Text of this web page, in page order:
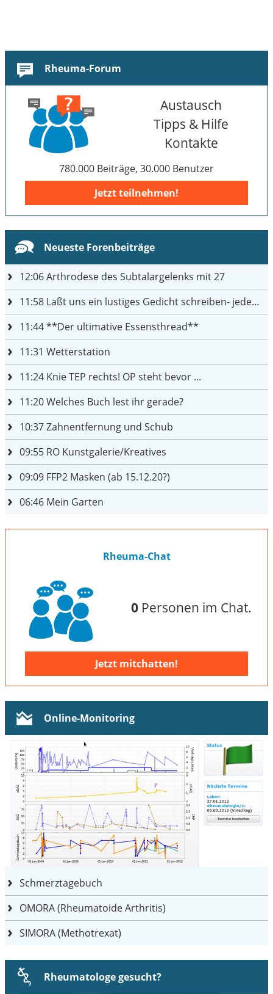
Rheuma-Forum
Austausch
Tipps & Hilfe
Kontakte
780.000 Beiträge, 30.000 Benutzer
Jetzt teilnehmen!
Neueste Forenbeiträge
12:06Arthrodese des Subtalargelenks mit 27
11:58 Laßt uns ein lustiges Gedicht schreiben- jeder einen Satz
11:44**Der ultimative Essensthread**
11:31 Wetterstation
11:24 Knie TEP rechts! OP steht bevor ...
11:20Welches Buch lest ihr gerade?
10:37Zahnentfernung und Schub
09:55 RO Kunstgalerie/Kreatives
09:09 FFP2 Masken (ab 15.12.20?)
06:46 Mein Garten
Rheuma-Chat
0Personen im Chat.
Jetzt mitchatten!
Online-Monitoring
Schmerztagebuch
OMORA (Rheumatoide Arthritis)
SIMORA (Methotrexat)
Rheumatologe gesucht?